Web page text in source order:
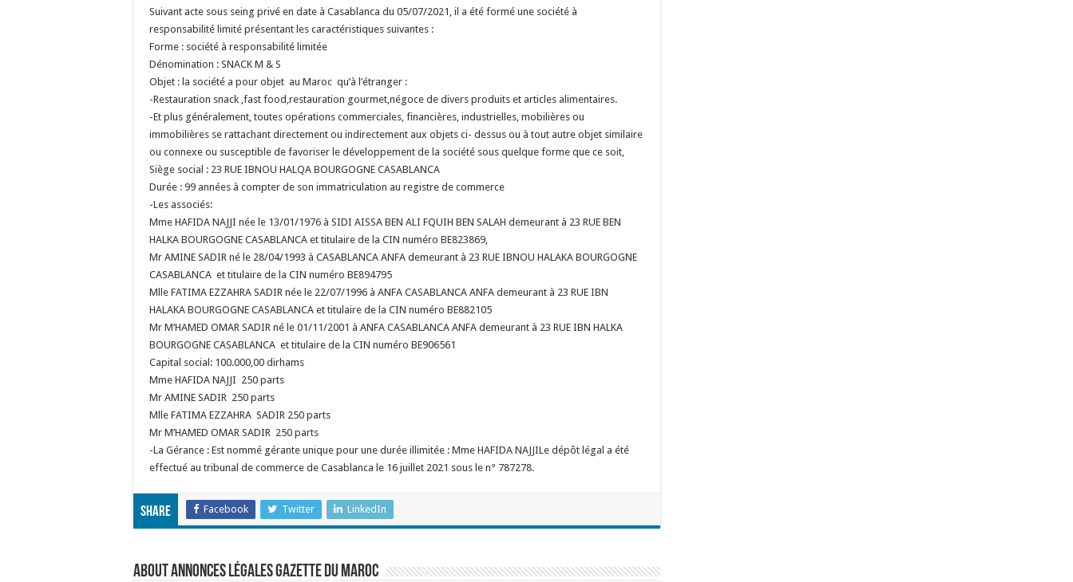
Suivant acte sous seing privé en date à Casablanca du 05/07/2021, il a été formé une société à
responsabilité limité présentant les caractéristiques suivantes :
Forme : société à responsabilité limitée
Dénomination : SNACK M & S
Objet : la société a pour objet au Maroc qu’à l’étranger :
-Restauration snack ,fast food,restauration gourmet,négoce de divers produits et articles alimentaires.
-Et plus généralement, toutes opérations commerciales, financières, industrielles, mobilières ou
immobilières se rattachant directement ou indirectement aux objets ci- dessus ou à tout autre objet similaire
ou connexe ou susceptible de favoriser le développement de la société sous quelque forme que ce soit,
Siège social : 23 RUE IBNOU HALQA BOURGOGNE CASABLANCA
Durée : 99 années à compter de son immatriculation au registre de commerce
-Les associés:
Mme HAFIDA NAJJI née le 13/01/1976 à SIDI AISSA BEN ALI FQUIH BEN SALAH demeurant à 23 RUE BEN
HALKA BOURGOGNE CASABLANCA et titulaire de la CIN numéro BE823869,
Mr AMINE SADIR né le 28/04/1993 à CASABLANCA ANFA demeurant à 23 RUE IBNOU HALAKA BOURGOGNE
CASABLANCA et titulaire de la CIN numéro BE894795
Mlle FATIMA EZZAHRA SADIR née le 22/07/1996 à ANFA CASABLANCA ANFA demeurant à 23 RUE IBN
HALAKA BOURGOGNE CASABLANCA et titulaire de la CIN numéro BE882105
Mr M’HAMED OMAR SADIR né le 01/11/2001 à ANFA CASABLANCA ANFA demeurant à 23 RUE IBN HALKA
BOURGOGNE CASABLANCA et titulaire de la CIN numéro BE906561
Capital social: 100.000,00 dirhams
Mme HAFIDA NAJJI 250 parts
Mr AMINE SADIR 250 parts
Mlle FATIMA EZZAHRA SADIR 250 parts
Mr M’HAMED OMAR SADIR 250 parts
-La Gérance : Est nommé gérante unique pour une durée illimitée : Mme HAFIDA NAJJILe dépôt légal a été
effectué au tribunal de commerce de Casablanca le 16 juillet 2021 sous le n° 787278.
Share Facebook Twitter LinkedIn
About Annonces légales Gazette du Maroc